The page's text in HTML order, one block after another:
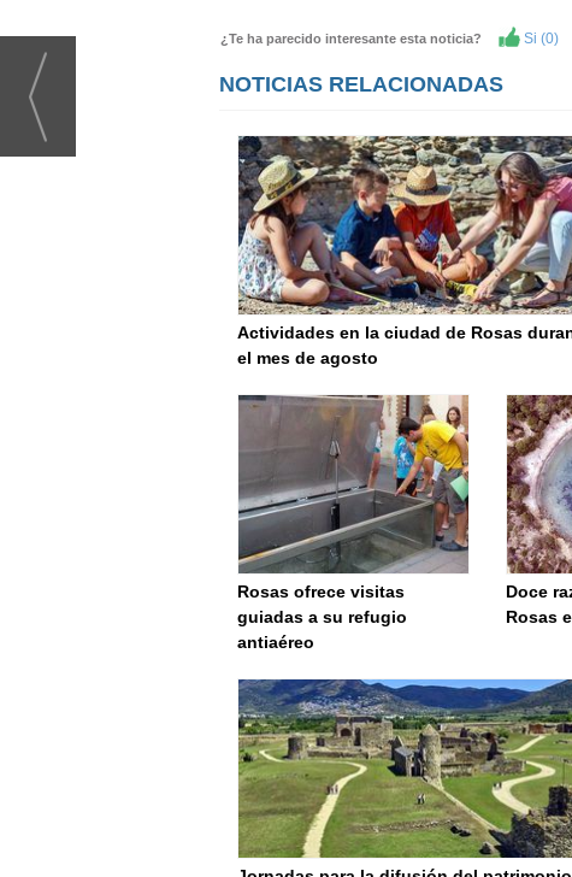
¿Te ha parecido interesante esta noticia? Si (0)
NOTICIAS RELACIONADAS
Actividades en la ciudad de Rosas
el mes de agosto
Rosas ofrece visitas
guiadas a su refugio
antiaéreo
Doce
Rosas